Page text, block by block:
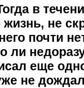
в
жизнь, не
почти
ли
еще
не